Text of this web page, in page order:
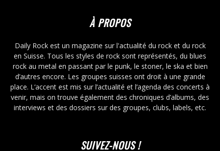
À PROPOS
Daily Rock est un magazine sur l'actualité du rock et du rock
en Suisse. Tous les styles de rock sont représentés, du blues
rock au metal en passant par le punk, le stoner, le ska et bien
d’autres encore. Les groupes suisses ont droit à une grande
place. L’accent est mis sur l’actualité et l’agenda des concerts à
venir, mais on trouve également des chroniques d’albums, des
interviews et des dossiers sur des groupes, clubs, labels, etc.
SUIVEZ-NOUS !